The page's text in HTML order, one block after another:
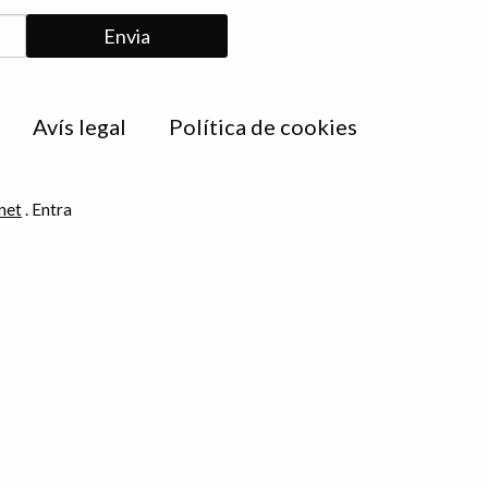
Avís legal Política de cookies
. Entra